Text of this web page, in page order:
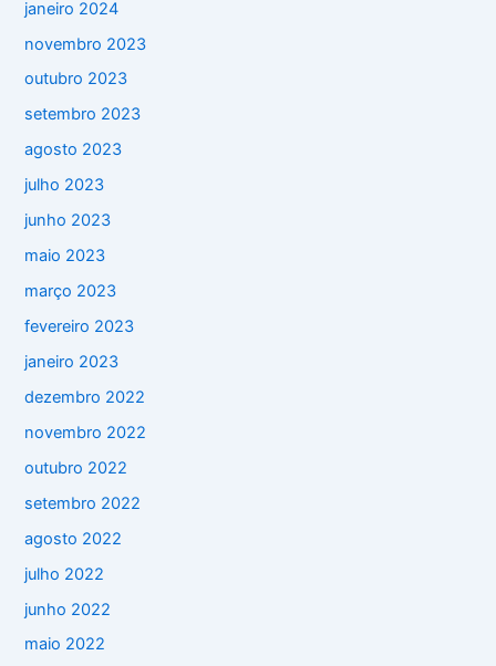
janeiro 2024
novembro 2023
outubro 2023
setembro 2023
agosto 2023
julho 2023
junho 2023
maio 2023
março 2023
fevereiro 2023
janeiro 2023
dezembro 2022
novembro 2022
outubro 2022
setembro 2022
agosto 2022
julho 2022
junho 2022
maio 2022